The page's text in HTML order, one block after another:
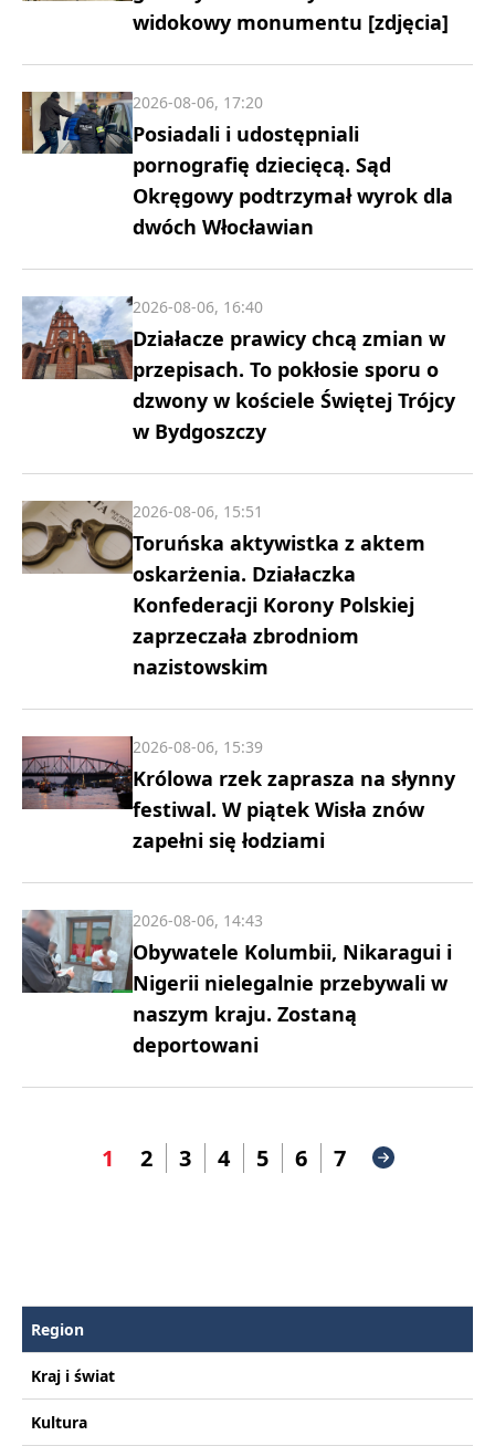
widokowy monumentu [zdjęcia]
Posiadali i udostępniali
pornografię dziecięcą. Sąd
Okręgowy podtrzymał wyrok dla
dwóch Włocławian
2026-08-06, 17:20
Działacze prawicy chcą zmian w
przepisach. To pokłosie sporu o
dzwony w kościele Świętej Trójcy
w Bydgoszczy
2026-08-06, 16:40
Toruńska aktywistka z aktem
oskarżenia. Działaczka
Konfederacji Korony Polskiej
zaprzeczała zbrodniom
nazistowskim
2026-08-06, 15:51
Królowa rzek zaprasza na słynny
festiwal. W piątek Wisła znów
zapełni się łodziami
2026-08-06, 15:39
Obywatele Kolumbii, Nikaragui i
Nigerii nielegalnie przebywali w
naszym kraju. Zostaną
deportowani
2026-08-06, 14:43
1 2 3 4 5 6 7
Region
Kraj i świat
Kultura